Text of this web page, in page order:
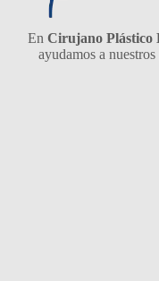
En Cirujano Plástico
ayudamos a